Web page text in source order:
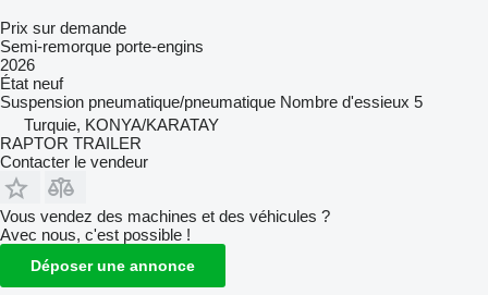
Prix sur demande
Semi-remorque porte-engins
2026
État neuf
Suspension pneumatique/pneumatique Nombre d'essieux 5
Turquie, KONYA/KARATAY
RAPTOR TRAILER
Contacter le vendeur
Vous vendez des machines et des véhicules ?
Avec nous, c'est possible !
Déposer une annonce